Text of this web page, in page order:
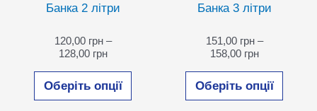
Банка 2 літри
120,00 грн –
128,00 грнДіапазон
від
120,00 грн
до
Оберіть опції
Цей
Банка 3 літри
151,00 грн –
158,00 грнДіапазон
від
151,00 грн
до
Оберіть опції
Цей